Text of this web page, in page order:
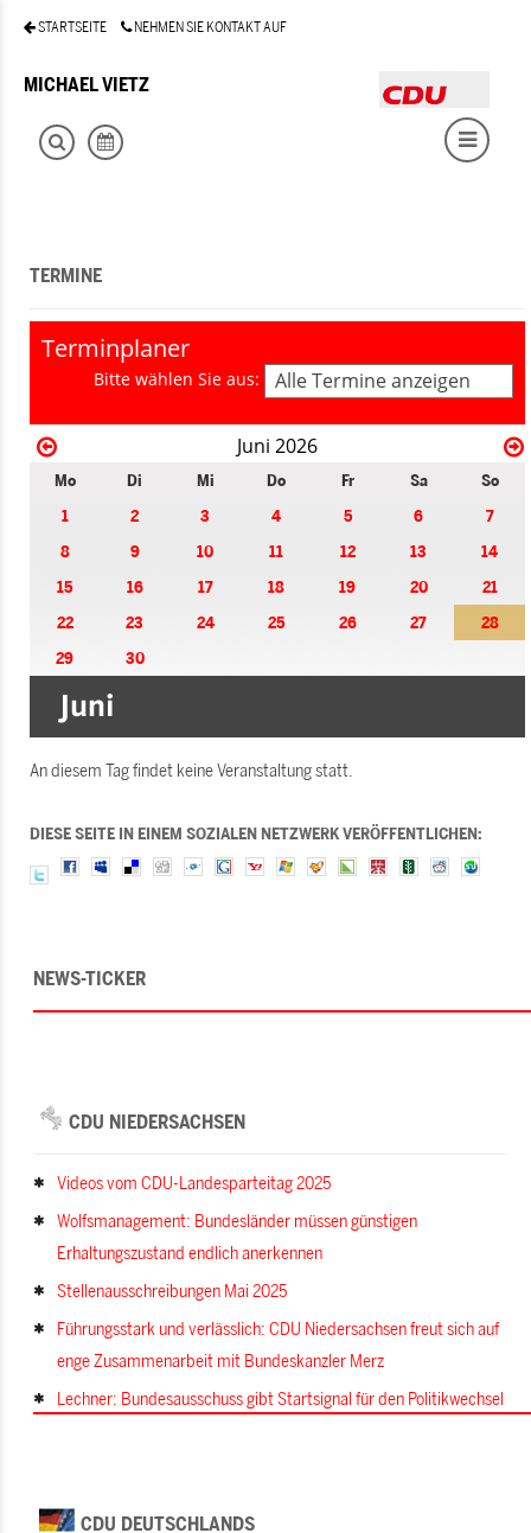
STARTSEITE NEHMEN SIE KONTAKT AUF
MICHAEL VIETZ
TERMINE
Terminplaner
Bitte wählen Sie aus: Alle Termine anzeigen
Juni 2026
Mo Di Mi Do Fr Sa
So
1
2 3 4 5 6
7
8
9 10 11 12 13
14
15
16 17 18 19 20
21
22
23 24 25 26 27
28
29
30
An diesem Tag findet keine Veranstaltung statt.
DIESE SEITE IN EINEM SOZIALEN NETZWERK VERÖFFENTLICHEN:
NEWS-TICKER
CDU NIEDERSACHSEN
Videos vom CDU-Landesparteitag 2025
Wolfsmanagement: Bundesländer müssen günstigen
Erhaltungszustand endlich anerkennen
Stellenausschreibungen Mai 2025
Führungsstark und verlässlich: CDU Niedersachsen freut sich auf
enge Zusammenarbeit mit Bundeskanzler Merz
Lechner: Bundesausschuss gibt Startsignal für den Politikwechsel
CDU DEUTSCHLANDS